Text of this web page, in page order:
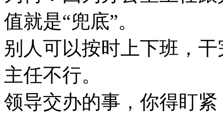
值就是“兜底”。
别人可以按时上下班，
主任不行。
领导交办的事，你得盯